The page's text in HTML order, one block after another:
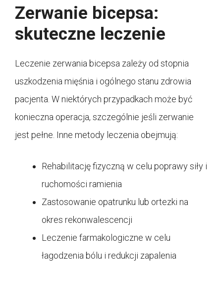
Zerwanie bicepsa:
skuteczne leczenie
Leczenie zerwania bicepsa zależy od stopnia
uszkodzenia mięśnia i ogólnego stanu zdrowia
pacjenta. W niektórych przypadkach może być
konieczna operacja, szczególnie jeśli zerwanie
jest pełne. Inne metody leczenia obejmują:
Rehabilitację fizyczną w celu poprawy siły i
ruchomości ramienia
Zastosowanie opatrunku lub ortezki na
okres rekonwalescencji
Leczenie farmakologiczne w celu
łagodzenia bólu i redukcji zapalenia